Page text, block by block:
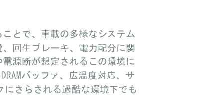
とで、車載の多様なシステム
回生ブレーキ、電力配分に関
源断が想定されるこの環境に
バッファ、広温度対応、サ
にさらされる過酷な環境下でも